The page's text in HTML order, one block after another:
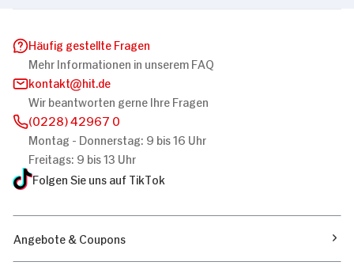
Häufig gestellte Fragen
Mehr Informationen in unserem FAQ
kontakt
hit.de
Wir beantworten gerne Ihre Fragen
(0228) 42967 0
Montag - Donnerstag: 9 bis 16 Uhr
Freitags: 9 bis 13 Uhr
Folgen Sie uns auf TikTok
Angebote & Coupons